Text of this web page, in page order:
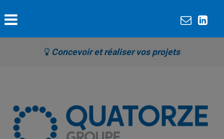
Concevoir et réaliser vos projets